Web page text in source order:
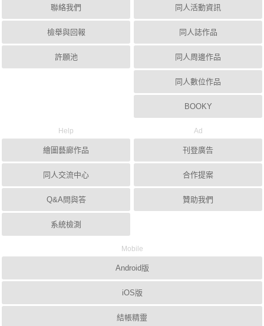
聯絡我們
檢舉與回報
許願池
同人活動資訊
同人誌作品
同人周邊作品
同人數位作品
BOOKY
Help
繪圖藝廊作品
同人交流中心
Q&A問與答
系統檢測
Ad
刊登廣告
合作提案
贊助我們
Mobile
Android版
iOS版
結帳精靈